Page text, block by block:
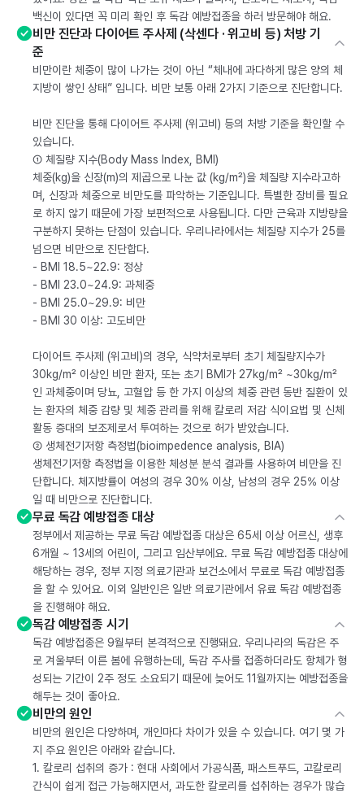
백신이 있다면 꼭 미리 확인 후 독감 예방접종을 하러 방문해야 해요.
비만 진단과 다이어트 주사제 (삭센다 · 위고비 등) 처방 기
준
비만이란 체중이 많이 나가는 것이 아닌 “체내에 과다하게 많은 양의 체
지방이 쌓인 상태” 입니다. 비만 보통 아래 2가지 기준으로 진단합니다.
비만 진단을 통해 다이어트 주사제 (위고비) 등의 처방 기준을 확인할 수
있습니다.
① 체질량 지수(Body Mass Index, BMI)
체중(kg)을 신장(m)의 제곱으로 나눈 값 (kg/m²)을 체질량 지수라고하
며, 신장과 체중으로 비만도를 파악하는 기준입니다. 특별한 장비를 필요
로 하지 않기 때문에 가장 보편적으로 사용됩니다. 다만 근육과 지방량을
구분하지 못하는 단점이 있습니다. 우리나라에서는 체질량 지수가 25를
넘으면 비만으로 진단합다.
- BMI 18.5~22.9: 정상
- BMI 23.0~24.9: 과체중
- BMI 25.0~29.9: 비만
- BMI 30 이상: 고도비만
다이어트 주사제 (위고비)의 경우, 식약처로부터 초기 체질량지수가
30kg/m² 이상인 비만 환자, 또는 초기 BMI가 27kg/m² ~30kg/m²
인 과체중이며 당뇨, 고혈압 등 한 가지 이상의 체중 관련 동반 질환이 있
는 환자의 체중 감량 및 체중 관리를 위해 칼로리 저감 식이요법 및 신체
활동 증대의 보조제로서 투여하는 것으로 허가 받았습니다.
② 생체전기저항 측정법(bioimpedence analysis, BIA)
생체전기저항 측정법을 이용한 체성분 분석 결과를 사용하여 비만을 진
단합니다. 체지방률이 여성의 경우 30% 이상, 남성의 경우 25% 이상
일 때 비만으로 진단합니다.
무료 독감 예방접종 대상
정부에서 제공하는 무료 독감 예방접종 대상은 65세 이상 어르신, 생후
6개월 ~ 13세의 어린이, 그리고 임산부에요. 무료 독감 예방접종 대상에
해당하는 경우, 정부 지정 의료기관과 보건소에서 무료로 독감 예방접종
을 할 수 있어요. 이외 일반인은 일반 의료기관에서 유료 독감 예방접종
을 진행해야 해요.
독감 예방접종 시기
독감 예방접종은 9월부터 본격적으로 진행돼요. 우리나라의 독감은 주
로 겨울부터 이른 봄에 유행하는데, 독감 주사를 접종하더라도 항체가 형
성되는 기간이 2주 정도 소요되기 때문에 늦어도 11월까지는 예방접종을
해두는 것이 좋아요.
비만의 원인
비만의 원인은 다양하며, 개인마다 차이가 있을 수 있습니다. 여기 몇 가
지 주요 원인은 아래와 같습니다.
1. 칼로리 섭취의 증가 : 현대 사회에서 가공식품, 패스트푸드, 고칼로리
간식이 쉽게 접근 가능해지면서, 과도한 칼로리를 섭취하는 경우가 많습